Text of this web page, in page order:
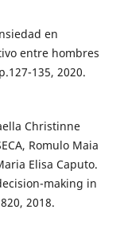
en
entre hombres
135, 2020.
Christinne
Romulo Maia
Elisa Caputo.
making in
2018.